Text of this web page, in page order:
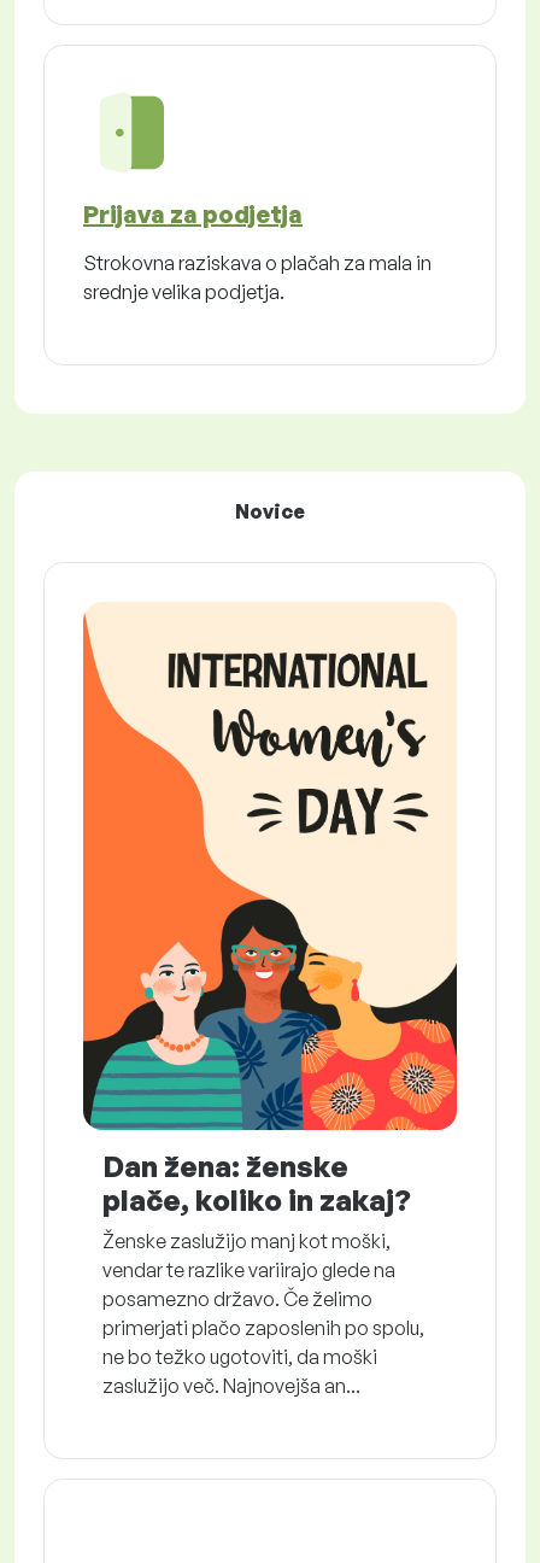
Prijava za podjetja
Strokovna raziskava o plačah za mala in
srednje velika podjetja.
Novice
Dan žena: ženske
plače, koliko in zakaj?
Ženske zaslužijo manj kot moški,
vendar te razlike variirajo glede na
posamezno državo. Če želimo
primerjati plačo zaposlenih po spolu,
ne bo težko ugotoviti, da moški
zaslužijo več. Najnovejša an...